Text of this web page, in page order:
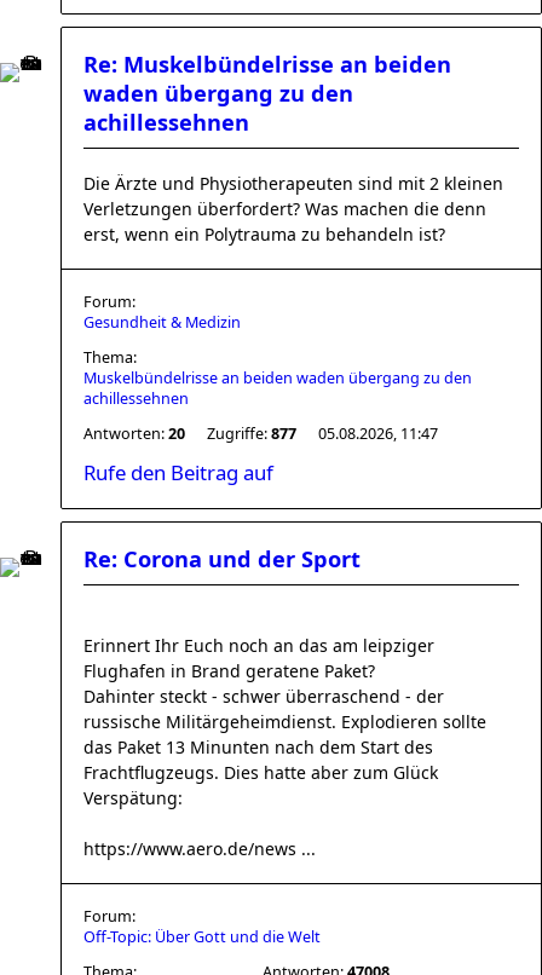
Re: Muskelbündelrisse an beiden
waden übergang zu den
achillessehnen
Die Ärzte und Physiotherapeuten sind mit 2 kleinen
Verletzungen überfordert? Was machen die denn
erst, wenn ein Polytrauma zu behandeln ist?
Forum:
Gesundheit & Medizin
Thema:
Muskelbündelrisse an beiden waden übergang zu den
achillessehnen
Antworten:20 Zugriffe:877 05.08.2026, 11:47
Rufe den Beitrag auf
Re: Corona und der Sport
Erinnert Ihr Euch noch an das am leipziger
Flughafen in Brand geratene Paket?
Dahinter steckt - schwer überraschend - der
russische Militärgeheimdienst. Explodieren sollte
das Paket 13 Minunten nach dem Start des
Frachtflugzeugs. Dies hatte aber zum Glück
Verspätung:
https://www.aero.de/news ...
Forum:
Off-Topic: Über Gott und die Welt